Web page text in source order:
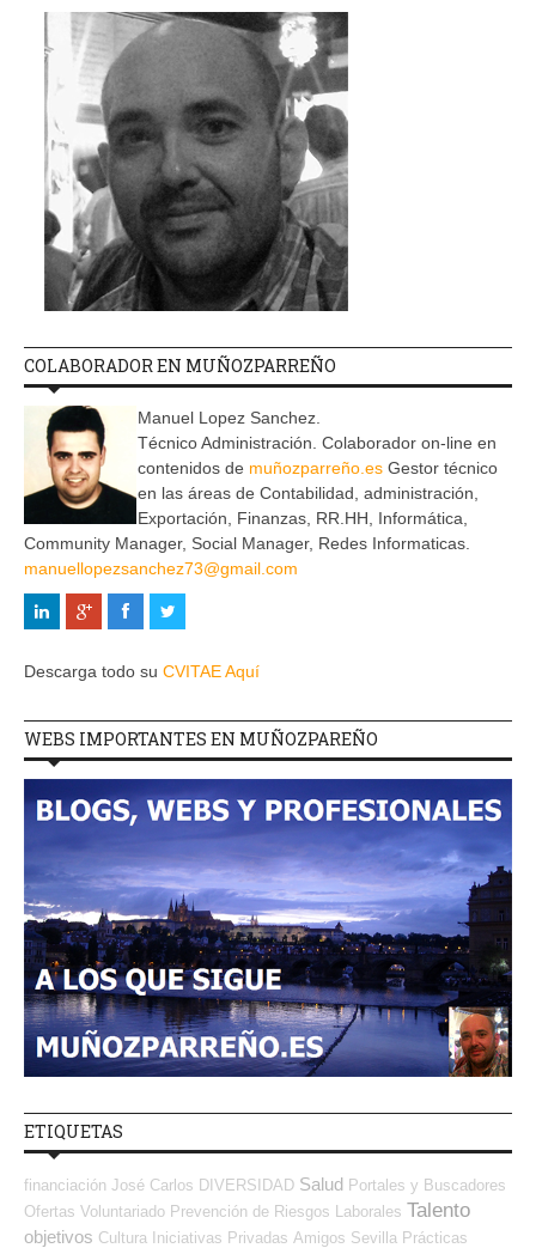
COLABORADOR EN MUÑOZPARREÑO
Manuel Lopez Sanchez.
Técnico Administración. Colaborador on-line en
contenidos de muñozparreño.es Gestor técnico
en las áreas de Contabilidad, administración,
Exportación, Finanzas, RR.HH, Informática,
Community Manager, Social Manager, Redes Informaticas.
manuellopezsanchez73@gmail.com
Descarga todo su CVITAE Aquí
WEBS IMPORTANTES EN MUÑOZPAREÑO
ETIQUETAS
financiación José Carlos DIVERSIDAD Salud Portales y Buscadores
Ofertas Voluntariado Prevención de Riesgos Laborales Talento
objetivos Cultura Iniciativas Privadas Amigos Sevilla Prácticas